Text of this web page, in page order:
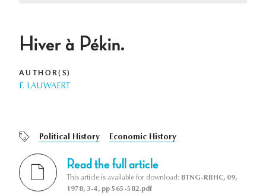
Hiver à Pékin.
AUTHOR(S)
F. LAUWAERT
Political History Economic History
Read the full article
This article is available for download: BTNG-RBHC, 09,
1978, 3-4, pp 565-582.pdf